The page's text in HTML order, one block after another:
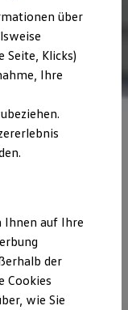
über
Seite, Klicks)
Ihre
Ihnen auf Ihre
der
Cookies
wie Sie